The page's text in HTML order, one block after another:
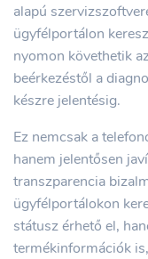
alapú
ügyfélportálon
nyomon követhetik
beérkezéstől a
készre jelentésig.
Ez nemcsak a
hanem jelentősen
transzparencia
ügyfélportálokon
státusz érhető el,
termékinformációk